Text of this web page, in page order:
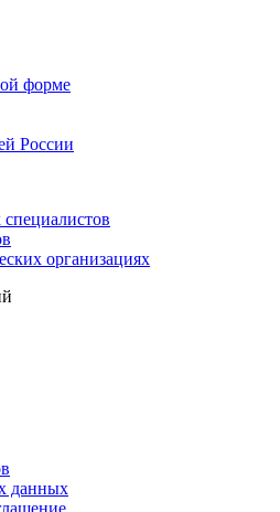
форме
России
организациях
данных